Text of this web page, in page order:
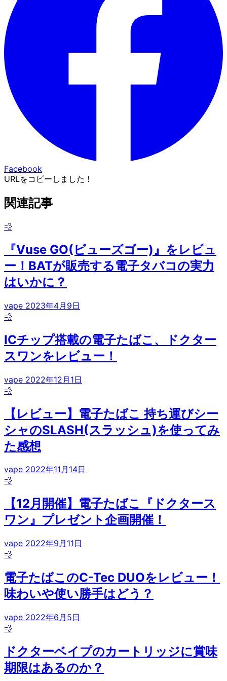
Facebook
URLをコピーしました！
関連記事
💨
『Vuse GO(ビューズゴー)』をレビュ
ー！BATが販売する電子タバコの実力
はいかに？
vape 2023年4月9日
💨
ICチップ搭載の電子たばこ、ドクター
スワンをレビュー！
vape 2022年12月1日
💨
【レビュー】電子たばこ 持ち運びシー
シャのSLASH(スラッシュ)を使ってみ
た感想
vape 2022年11月14日
💨
【12月開催】電子たばこ『ドクタース
ワン』プレゼント企画開催！
vape 2022年9月11日
💨
電子たばこのC-Tec DUOをレビュー！
味わいや使い勝手はどう？
vape 2022年6月5日
💨
ドクターベイプのカートリッジに賞味
期限はあるのか？